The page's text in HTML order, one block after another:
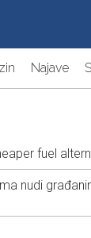
Najave
fuel
nudi